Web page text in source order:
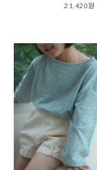
21,420원